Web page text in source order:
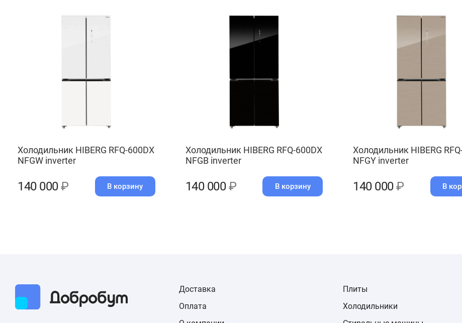
Холодильник HIBERG RFQ-600DX
NFGW inverter
140 000₽ В корзину
Холодильник HIBERG RFQ-600DX
NFGB inverter
140 000₽ В корзину
Холодильник HIBERG
NFGY inverter
140 000₽ В
Доставка
Оплата
Плиты
Холодильники